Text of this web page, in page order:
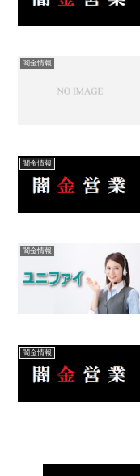
闇金情報
闇金情報
闇金情報
闇金情報